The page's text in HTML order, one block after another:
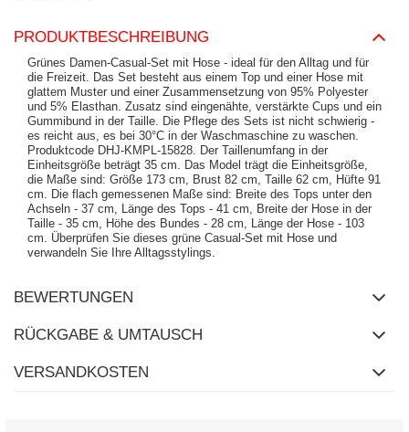
PRODUKTBESCHREIBUNG
Grünes Damen-Casual-Set mit Hose - ideal für den Alltag und für
die Freizeit. Das Set besteht aus einem Top und einer Hose mit
glattem Muster und einer Zusammensetzung von 95% Polyester
und 5% Elasthan. Zusatz sind eingenähte, verstärkte Cups und ein
Gummibund in der Taille. Die Pflege des Sets ist nicht schwierig -
es reicht aus, es bei 30°C in der Waschmaschine zu waschen.
Produktcode DHJ-KMPL-15828. Der Taillenumfang in der
Einheitsgröße beträgt 35 cm. Das Model trägt die Einheitsgröße,
die Maße sind: Größe 173 cm, Brust 82 cm, Taille 62 cm, Hüfte 91
cm. Die flach gemessenen Maße sind: Breite des Tops unter den
Achseln - 37 cm, Länge des Tops - 41 cm, Breite der Hose in der
Taille - 35 cm, Höhe des Bundes - 28 cm, Länge der Hose - 103
cm. Überprüfen Sie dieses grüne Casual-Set mit Hose und
verwandeln Sie Ihre Alltagsstylings.
BEWERTUNGEN
RÜCKGABE & UMTAUSCH
VERSANDKOSTEN